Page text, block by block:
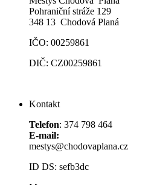
Pohraniční stráže 129
348 13 Chodová Planá
IČO: 00259861
DIČ: CZ00259861
Kontakt
Telefon: 374 798 464
E-mail:
mestys@chodovaplana.cz
ID DS: sefb3dc